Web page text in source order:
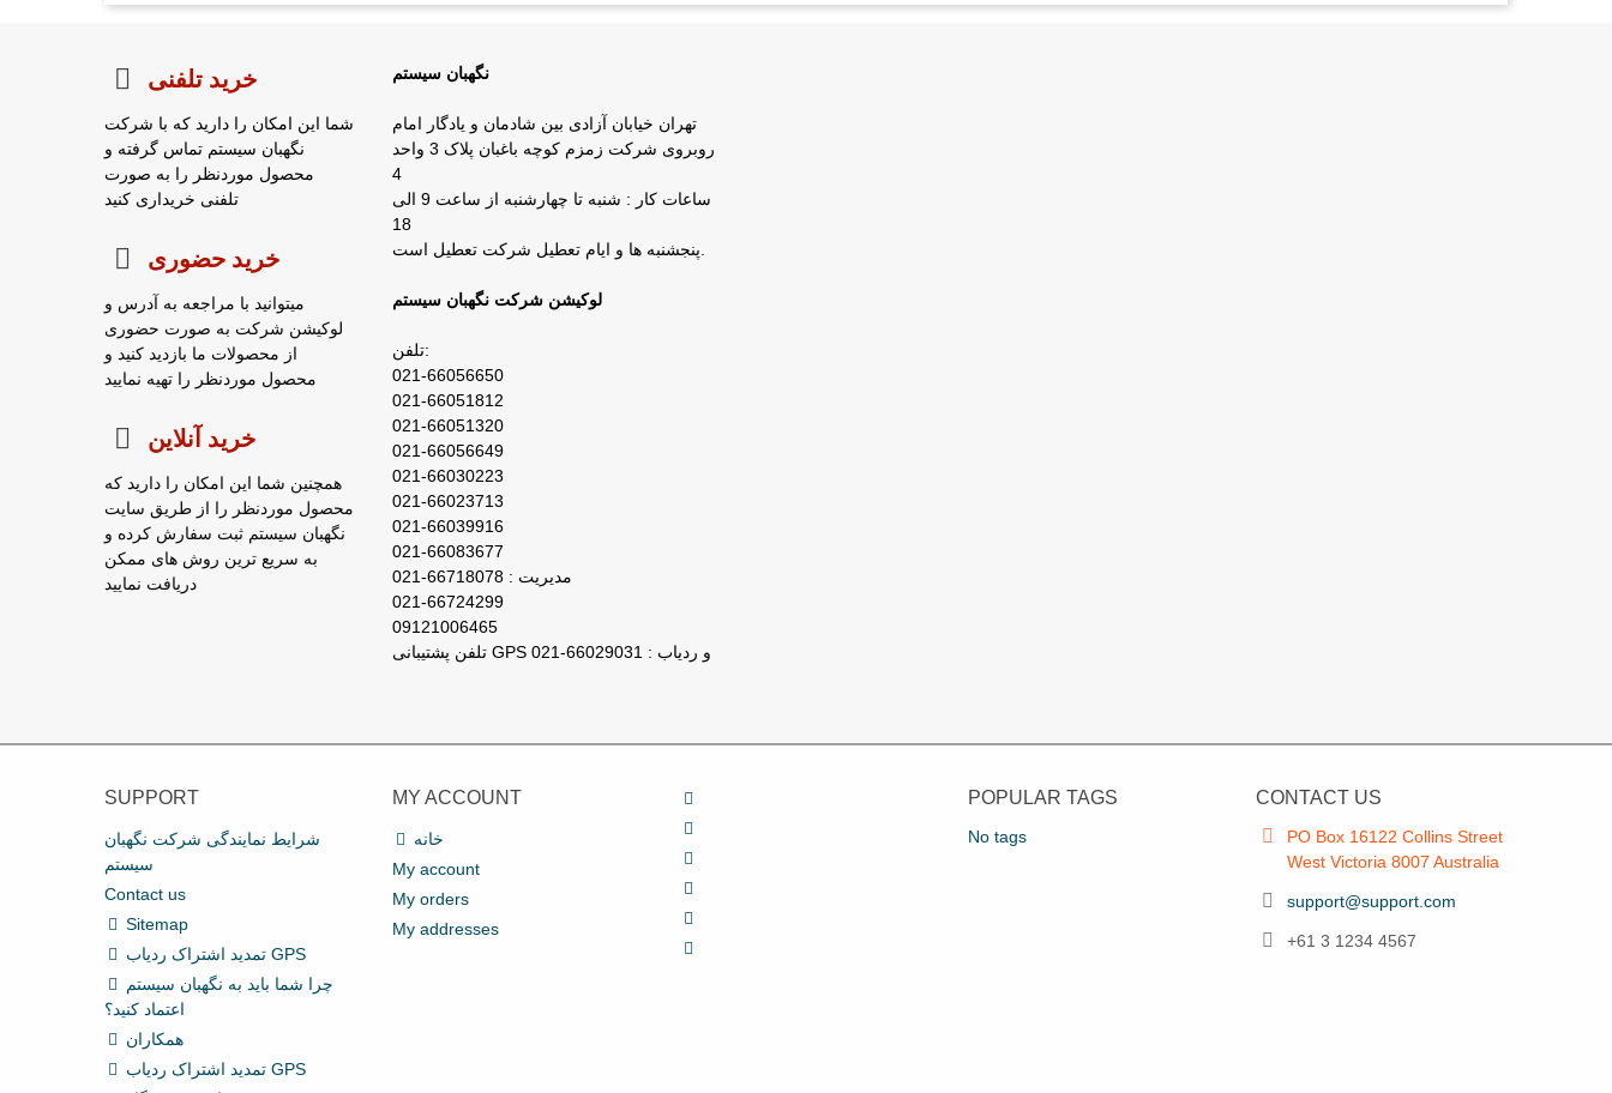
خرید تلفنی
شما این امکان را دارید که با شرکت
نگهبان سیستم تماس گرفته و
محصول موردنظر را به صورت
تلفنی خریداری کنید
خرید حضوری
میتوانید با مراجعه به آدرس و
لوکیشن شرکت به صورت حضوری
از محصولات ما بازدید کنید و
محصول موردنظر را تهیه نمایید
خرید آنلاین
همچنین شما این امکان را دارید که
محصول موردنظر را از طریق سایت
نگهبان سیستم ثبت سفارش کرده و
به سریع ترین روش های ممکن
دریافت نمایید
نگهبان سیستم
تهران خیابان آزادی بین شادمان و یادگار امام
روبروی شرکت زمزم کوچه باغبان پلاک 3 واحد
4
ساعات کار : شنبه تا چهارشنبه از ساعت 9 الی
لوکیشن شرکت نگهبان سیستم
تلفن:
021-66056650
021-66051812
021-66051320
021-66056649
021-66030223
021-66023713
021-66039916
021-66083677
مدیریت : 66718078-021
021-66724299
09121006465
تلفن پشتیبانی GPS و ردیاب : 66029031-021
SUPPORT
شرایط نمایندگی شرکت نگهبان
سیستم
Contact us
Sitemap
تمدید اشتراک ردیاب GPS
چرا شما باید به نگهبان سیستم
اعتماد کنید؟
همکاران
تمدید اشتراک ردیاب GPS
MY ACCOUNT
خانه
My account
My orders
My addresses
POPULAR TAGS
No tags
CONTACT US
PO Box 16122 Collins Street
West Victoria 8007 Australia
support@support.com
+61 3 1234 4567